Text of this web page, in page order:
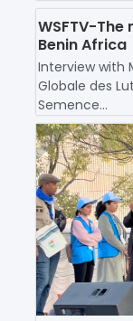
WSFTV-
Benin Africa
Interview with
Globale des
Semence...